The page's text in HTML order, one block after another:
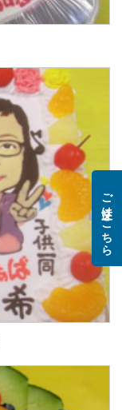
ご注文はこちら